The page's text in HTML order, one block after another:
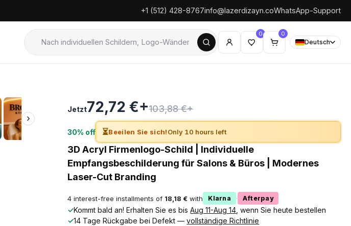
+1 (512) 428-8767info@lazerdizayn.coWhatsApp-Support
0 0
Deutsch
›
›
Jetzt72,72 €+103,88 €+
30% off ⏳Beeilen Sie sich!Only 10 hours left
3D Acryl Firmenlogo-Schild | Individuelle
Empfangsbeschilderung für Salons & Büros | Modernes
Laser-Cut Branding
4 interest-free installments of 18,18 € with Klarna · Afterpay
✓Kommt bald an! Erhalten Sie es bisAug 11-Aug 14 , wenn Sie heute bestellen
✓14 Tage Rückgabe bei Defekt —vollständige Richtlinie